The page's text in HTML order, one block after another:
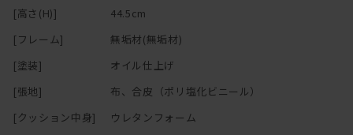
仕上げはあくまで人の手と目。
[高さ(H)]
44.5cm
[フレーム]
無垢材(無垢材)
[塗装]
オイル仕上げ
[張地]
布、合皮（ポリ塩化ビニール）
[クッション中身]
ウレタンフォーム